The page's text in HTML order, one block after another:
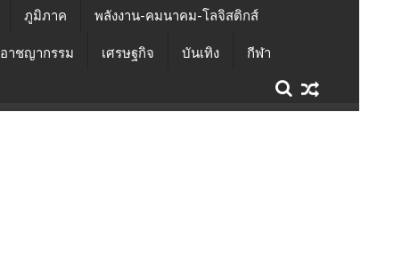
ภูมิภาค พลังงาน-คมนาคม-โลจิสติกส์
อาชญากรรม เศรษฐกิจ บันเทิง กีฬา